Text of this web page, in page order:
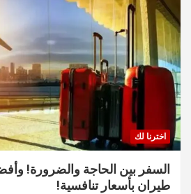
اخترنا لك
السفر بين الحاجة والضرورة!
طيران بأسعار تنافسية!